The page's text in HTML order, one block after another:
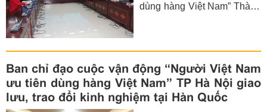
vận Thị ủy, Chủ tịch Ủy ban
ngành, đoàn thể cùng đông
đảo nhân dân trên địa bàn
thị xã và các vùng lân cận.
dùng hàng Việt Nam” Thành
động thành phố đóng góp ý
kiến dự thảo Kế hoạch thực
hiện cuộc vận động năm
2019 và Kế hoạch tổ chức
Tổng kết 10 năm thực hiện
Ban chỉ đạo cuộc vận động “Người Việt Nam
ưu tiên dùng hàng Việt Nam” TP Hà Nội giao
lưu, trao đổi kinh nghiệm tại Hàn Quốc